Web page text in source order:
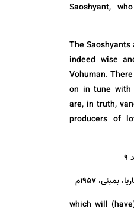
Saoshyant,
The
indeed wise
Vohuman.
on in tune with
are, in truth,
producers of
۱۹۵۷م
(The Kavyan Glory) which